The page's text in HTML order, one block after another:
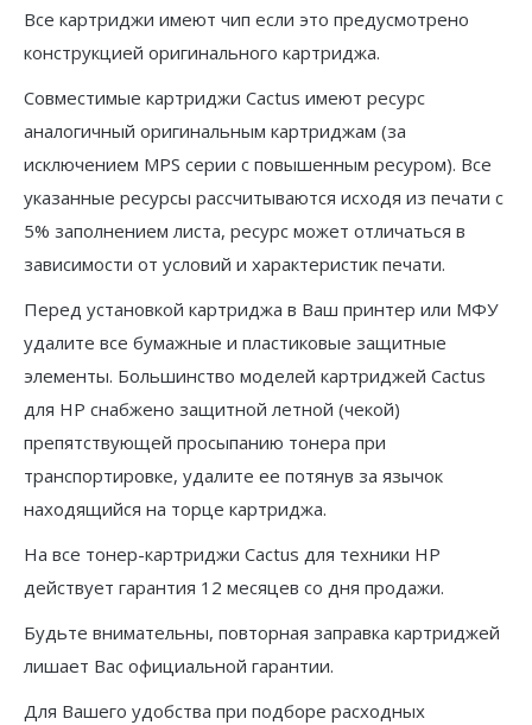
Все картриджи имеют чип если это предусмотрено
конструкцией оригинального картриджа.
Совместимые картриджи Cactus имеют ресурс
аналогичный оригинальным картриджам (за
исключением MPS серии с повышенным ресуром). Все
указанные ресурсы рассчитываются исходя из печати с
5% заполнением листа, ресурс может отличаться в
зависимости от условий и характеристик печати.
Перед установкой картриджа в Ваш принтер или МФУ
удалите все бумажные и пластиковые защитные
элементы. Большинство моделей картриджей Cactus
для HP снабжено защитной летной (чекой)
препятствующей просыпанию тонера при
транспортировке, удалите ее потянув за язычок
находящийся на торце картриджа.
На все тонер-картриджи Cactus для техники HP
действует гарантия 12 месяцев со дня продажи.
Будьте внимательны, повторная заправка картриджей
лишает Вас официальной гарантии.
Для Вашего удобства при подборе расходных